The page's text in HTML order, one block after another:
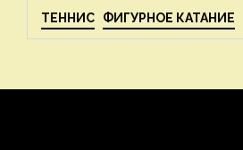
ТЕННИС ФИГУРНОЕ КАТАНИЕ